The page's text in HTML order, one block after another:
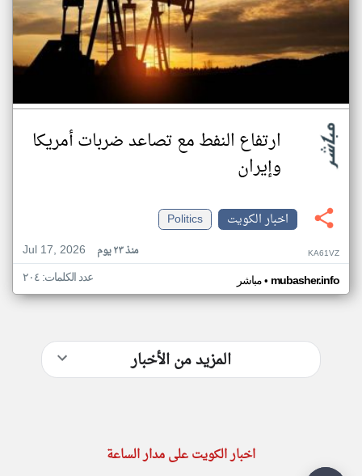
ارتفاع النفط مع تصاعد ضربات أمريكا
وإيران
اخبار الكويت
Politics
Jul 17, 2026
منذ ٢٣ يوم KA61VZ
مباشر• mubasher.info عدد الكلمات: ٢٠٤
المزيد من الأخبار
اخبار الكويت على مدار الساعة